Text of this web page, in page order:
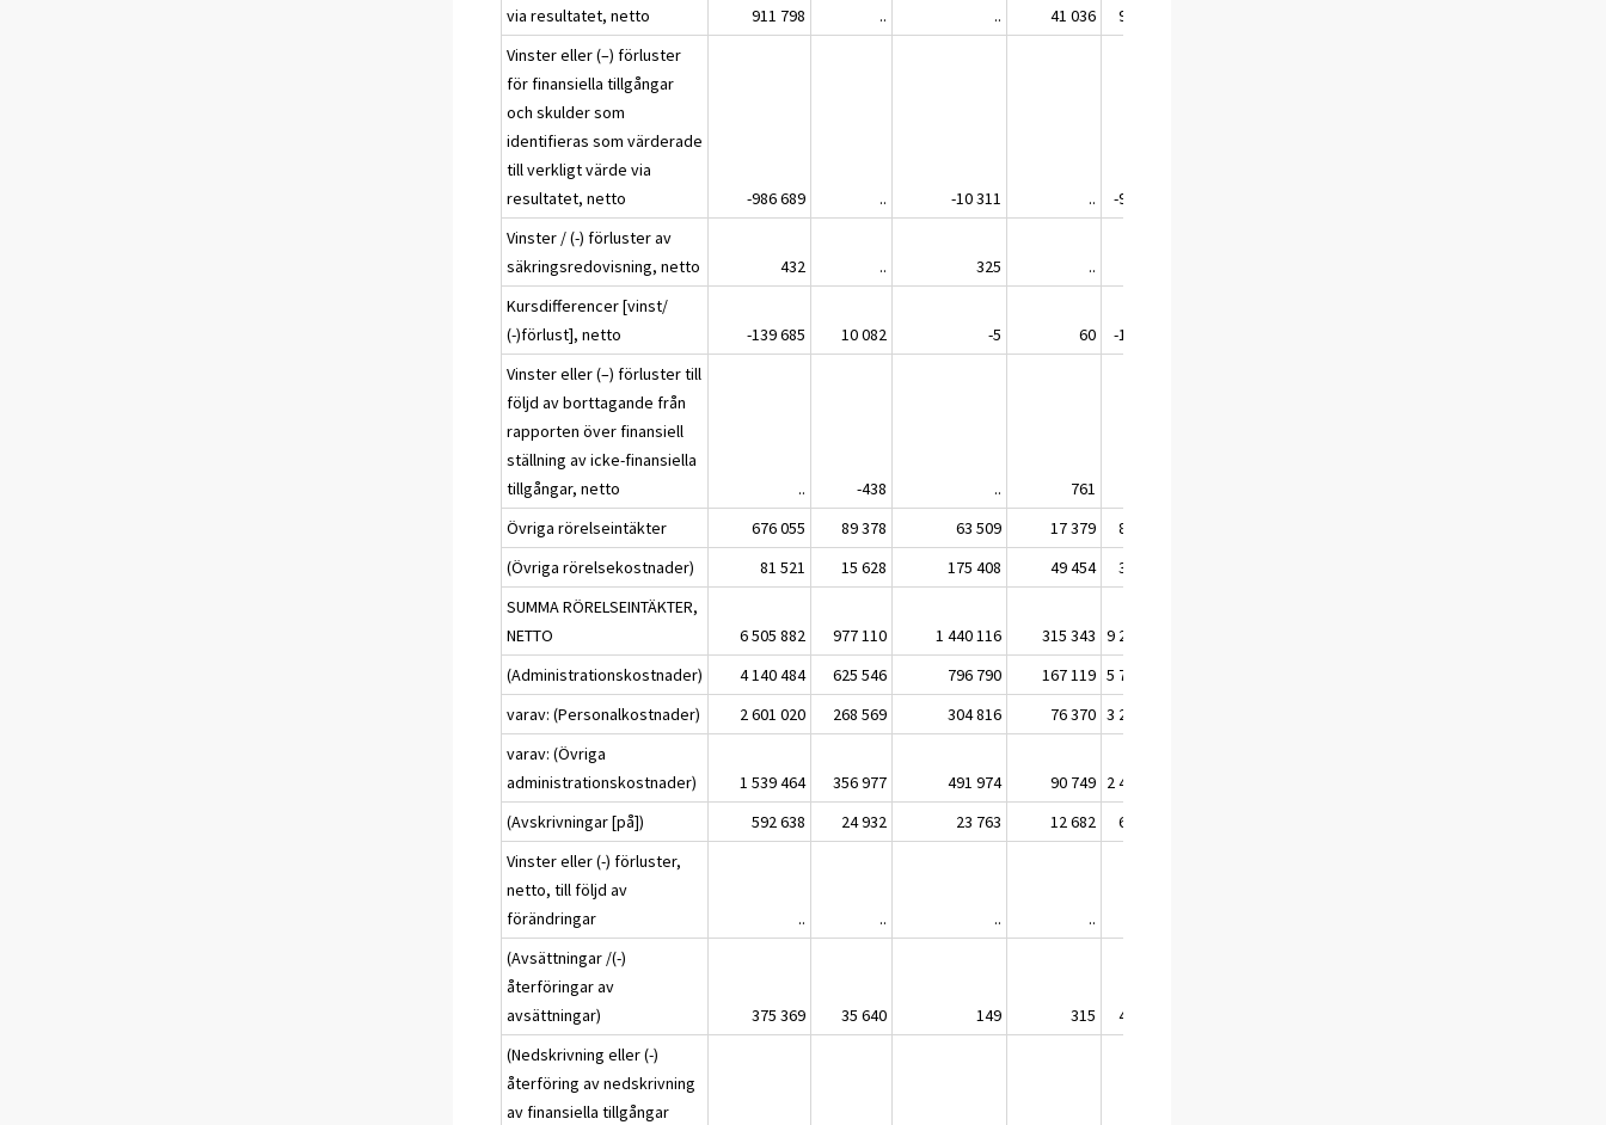
via resultatet, netto
911 798 .. .. 41 036
963 101
Vinster eller (–) förluster
för finansiella tillgångar
och skulder som
identifieras som värderade
till verkligt värde via
resultatet, netto
-986 689 .. -10 311 ..
-997 081
Vinster / (-) förluster av
säkringsredovisning, netto
432 .. 325 ..
Kursdifferencer [vinst/
(-)förlust], netto
-139 685 10 082 -5 60
-129 548
Vinster eller (–) förluster till
följd av borttagande från
rapporten över finansiell
ställning av icke-finansiella
tillgångar, netto
.. -438 .. 761
Övriga rörelseintäkter
676 055 89 378 63 509 17 379
846 321
(Övriga rörelsekostnader)
81 521 15 628 175 408 49 454
322 011
SUMMA RÖRELSEINTÄKTER,
NETTO
6 505 882 977 110 1 440 116 315 343 9 238 451
(Administrationskostnader)
4 140 484 625 546 796 790 167 119 5 729 940
varav: (Personalkostnader)
2 601 020 268 569 304 816 76 370 3 250 775
varav: (Övriga
administrationskostnader)
1 539 464 356 977 491 974 90 749 2 479 165
(Avskrivningar [på])
592 638 24 932 23 763 12 682
654 016
Vinster eller (-) förluster,
netto, till följd av
förändringar
.. .. .. ..
(Avsättningar /(-)
återföringar av
avsättningar)
375 369 35 640 149 315
411 472
(Nedskrivning eller (-)
återföring av nedskrivning
av finansiella tillgångar